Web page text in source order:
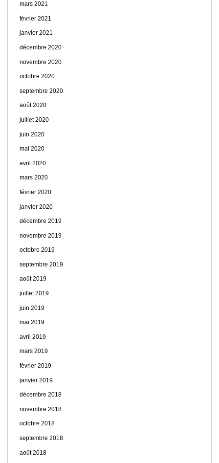
mars 2021
février 2021
janvier 2021
décembre 2020
novembre 2020
octobre 2020
septembre 2020
août 2020
juillet 2020
juin 2020
mai 2020
avril 2020
mars 2020
février 2020
janvier 2020
décembre 2019
novembre 2019
octobre 2019
septembre 2019
août 2019
juillet 2019
juin 2019
mai 2019
avril 2019
mars 2019
février 2019
janvier 2019
décembre 2018
novembre 2018
octobre 2018
septembre 2018
août 2018